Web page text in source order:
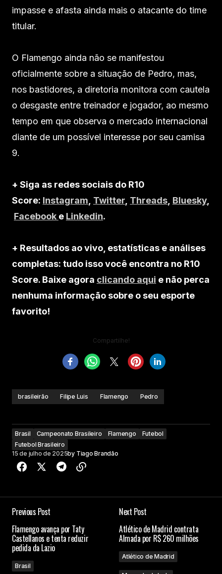
impasse e afasta ainda mais o atacante do time
titular.
O Flamengo ainda não se manifestou
oficialmente sobre a situação de Pedro, mas,
nos bastidores, a diretoria monitora com cautela
o desgaste entre treinador e jogador, ao mesmo
tempo em que observa o mercado internacional
diante de um possível interesse por seu camisa
9.
+ Siga as redes sociais do R10
Score: Instagram Twitter Threads Bluesky,
Facebook e Linkedin.
+ Resultados ao vivo, estatísticas e análises
completas: tudo isso você encontra no R10
Score. Baixe agora clicando aqui e não perca
nenhuma informação sobre o seu esporte
favorito!
Compartilhe!
brasileirão Filipe Luis Flamengo Pedro
Brasil Campeonato Brasileiro Flamengo
Futebol
Futebol Brasileiro
15 de julho de 2025by Tiago Brandão
Previous Post
Flamengo avança por Taty
Castellanos e tenta reduzir
pedida da Lazio
Brasil
Next Post
Atlético de Madrid contrata
Almada por R$ 260 milhões
Atlético de Madrid